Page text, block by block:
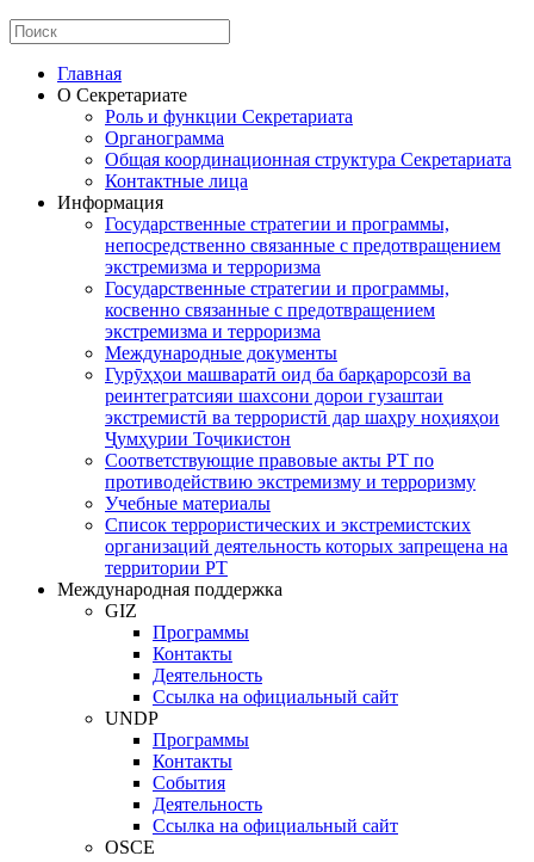
Главная
О Секретариате
Роль и функции Секретариата
Органограмма
Общая координационная структура Секретариата
Контактные лица
Информация
Государственные стратегии и программы,
непосредственно связанные с предотвращением
экстремизма и терроризма
Государственные стратегии и программы,
косвенно связанные с предотвращением
экстремизма и терроризма
Международные документы
Гурӯҳҳои машваратӣ оид ба барқарорсозӣ ва
реинтегратсияи шахсони дорои гузаштаи
экстремистӣ ва террористӣ дар шаҳру ноҳияҳои
Ҷумҳурии Тоҷикистон
Соответствующие правовые акты РТ по
противодействию экстремизму и терроризму
Учебные материалы
Список террористических и экстремистских
организаций деятельность которых запрещена на
территории РТ
Международная поддержка
GIZ
Программы
Контакты
Деятельность
Ссылка на официальный сайт
UNDP
Программы
Контакты
События
Деятельность
Ссылка на официальный сайт
OSCE